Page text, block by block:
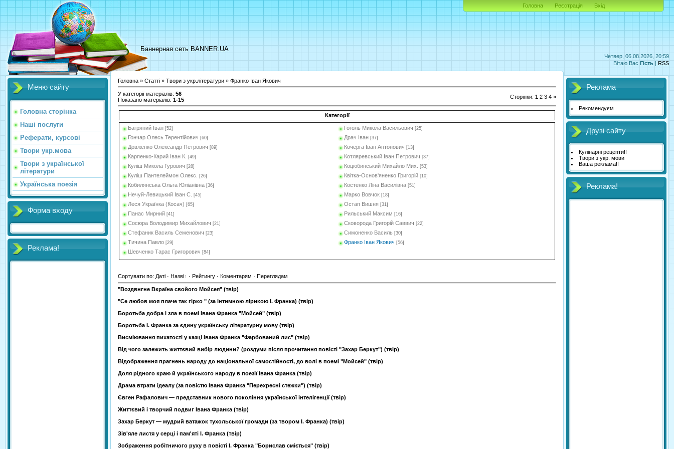
Четвер, 06.08.2026, 20:59
Вітаю Вас Гість | RSS
Баннерная сеть BANNER.UA
Головна Реєстрація Вхід
Меню сайту
Головна сторінка
Наші послуги
Реферати, курсові
Твори укр.мова
Твори з української
літератури
Українська поезія
Форма входу
Реклама!
Головна » Статті » Твори з укр.літератури » Франко Іван Якович
У категорії матеріалів: 56
Показано матеріалів: 1-15 Сторінки: 1 2 3 4 »
Категорії
Багряний Іван [52] Гоголь Микола Васильович [25]
Гончар Олесь Терентійович [60] Драч Іван [37]
Довженко Олександр Петрович [89] Кочерга Іван Антонович [13]
Карпенко-Карий Іван К. [49] Котляревський Іван Петрович [37]
Куліш Микола Гурович [28] Коцюбинський Михайло Мих. [53]
Куліш Пантелеймон Олекс. [26] Квітка-Основ'яненко Григорій [10]
Кобилянська Ольга Юліанівна [36] Костенко Ліна Василівна [51]
Нечуй-Левицький Іван С. [45] Марко Вовчок [18]
Леся Українка (Косач) [65] Остап Вишня [31]
Панас Мирний [41] Рильський Максим [16]
Сосюра Володимир Михайлович [21] Сковорода Григорій Саввич [22]
Стефаник Василь Семенович [23] Симоненко Василь [30]
Тичина Павло [29] Франко Іван Якович [56]
Шевченко Тарас Григорович [84]
Сортувати по: Даті · Назві · Рейтингу · Коментарям · Переглядам
"Воздвнгне Вкраїна свойого Мойсея" (твір)
"Се любов моя плаче так гірко " (за інтимною лірикою І. Франка) (твір)
Боротьба добра і зла в поемі Івана Франка "Мойсей" (твір)
Боротьба І. Франка за єдину українську літературну мову (твір)
Висміювання пихатості у казці Івана Франка "Фарбований лис" (твір)
Від чого залежить життєвий вибір людини? (роздуми після прочитання повісті "Захар Беркут") (твір)
Відображення прагнень народу до національної самостійності, до волі в поемі "Мойсей" (твір)
Доля рідного краю й українського народу в поезії Івана Франка (твір)
Драма втрати ідеалу (за повістю Івана Франка "Перехресні стежки") (твір)
Євген Рафалович — представник нового покоління української інтелігенції (твір)
Життєвий і творчий подвиг Івана Франка (твір)
Захар Беркут — мудрий ватажок тухольської громади (за твором І. Франка) (твір)
Зів'яле листя у серці і пам'яті І. Франка (твір)
Зображення робітничого руху в повісті І. Франка "Борислав сміється" (твір)
Реклама
Рекомендуєм
Друзі сайту
Кулінарні рецепти!!
Твори з укр. мови
Ваша реклама!!
Реклама!